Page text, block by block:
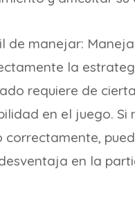
de manejar:
la
requiere de
en el juego. Si
correctamente,
en la